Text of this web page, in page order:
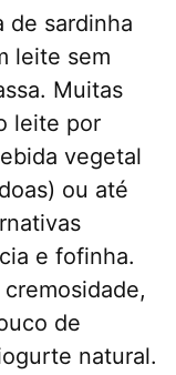
de sardinha
leite sem
Muitas
leite por
vegetal
ou até
e fofinha.
de
natural.